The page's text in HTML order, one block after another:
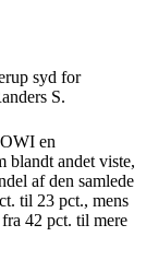
syd for
S.
en
blandt andet viste,
af den samlede
til 23 pct., mens
42 pct. til mere